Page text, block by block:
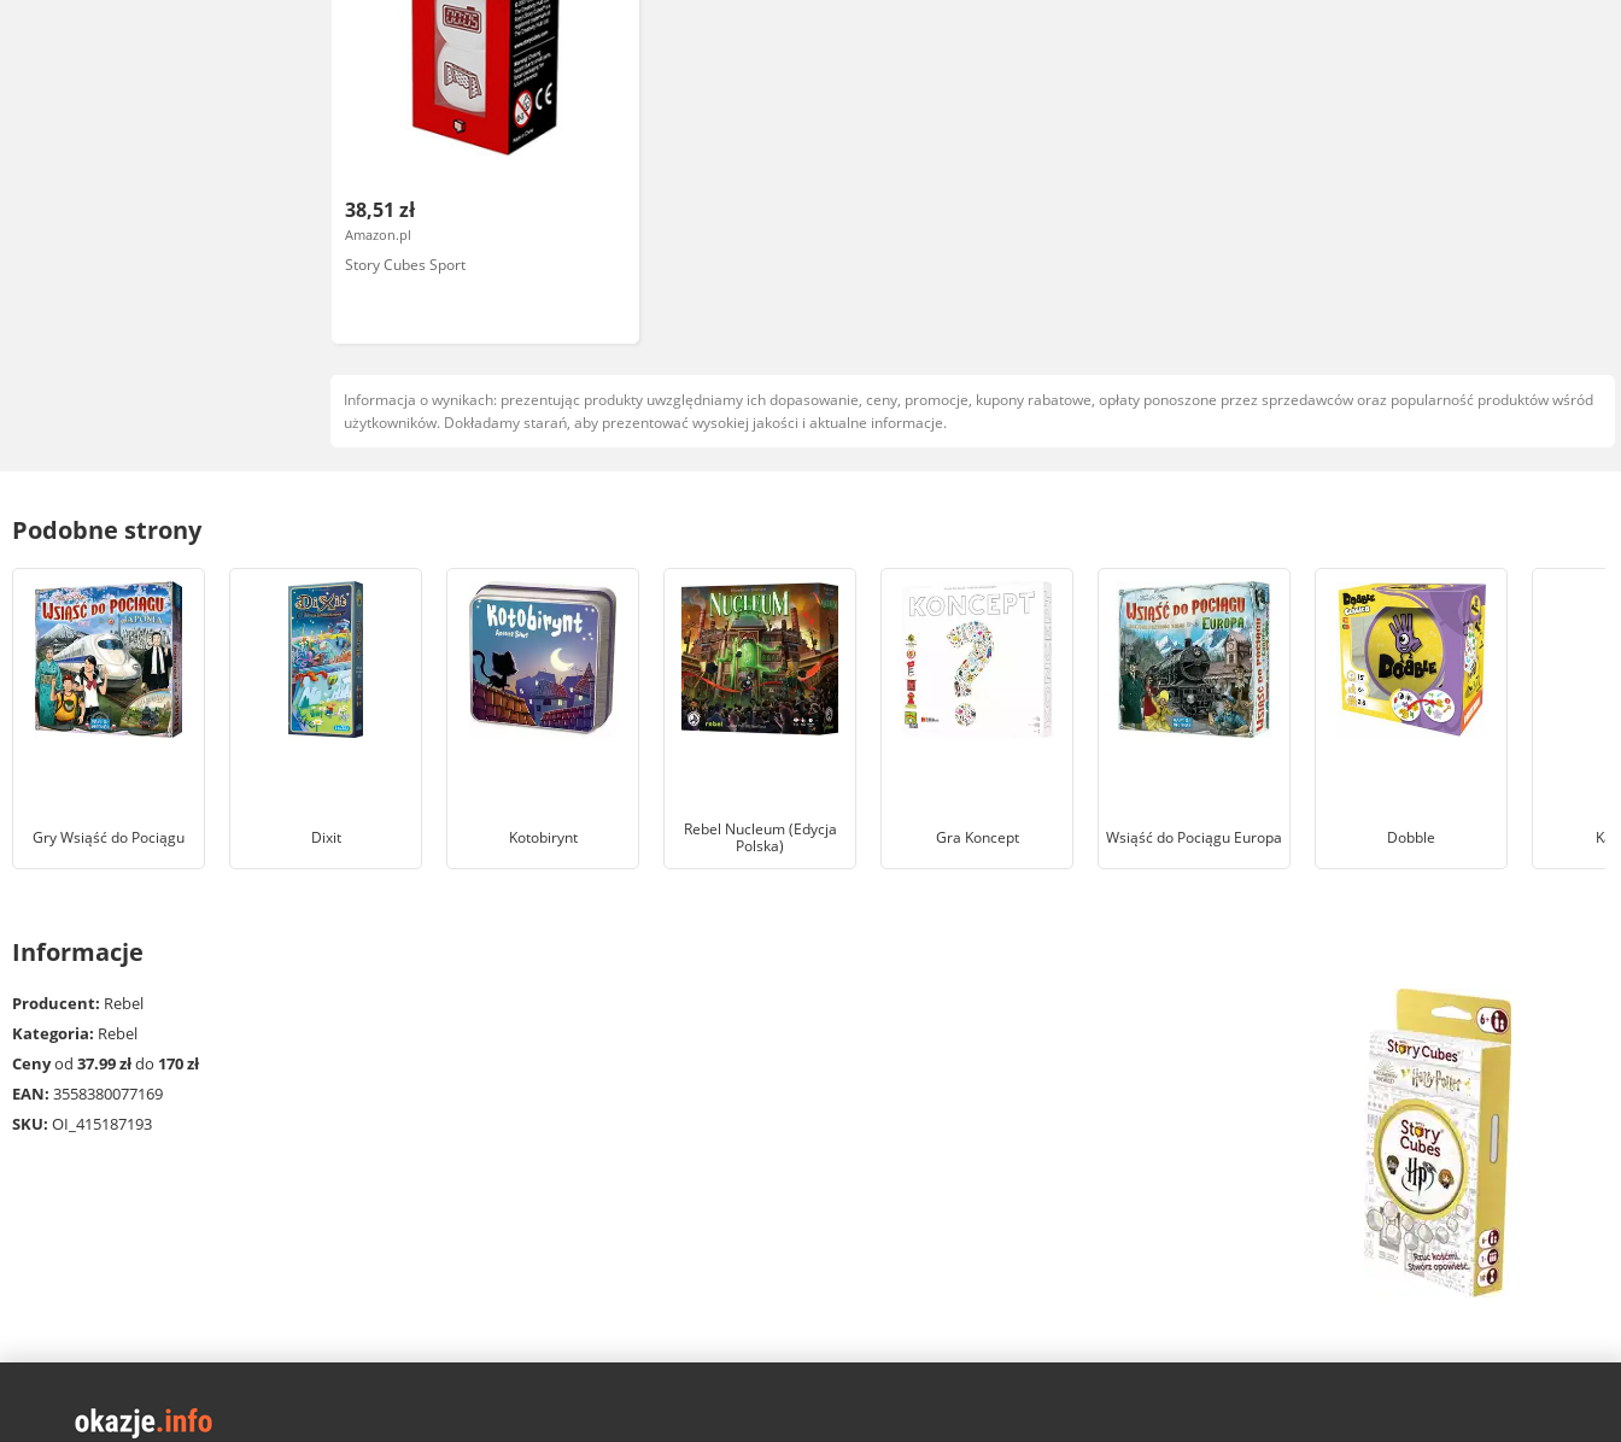
38,51 zł
Amazon.pl
Story Cubes Sport
Informacja o wynikach: prezentując produkty uwzględniamy ich dopasowanie, ceny, promocje, kupony rabatowe, opłaty ponoszone przez sprzedawców oraz popularność produktów wśród
użytkowników. Dokładamy starań, aby prezentować wysokiej jakości i aktualne informacje.
Podobne strony
Gry Wsiąść do Pociągu Dixit Kotobirynt
Rebel Nucleum (Edycja
Polska)
Gra Koncept Wsiąść do Pociągu Europa Dobble
Informacje
Producent: Rebel
Kategoria: Rebel
Cenyod 37.99 złdo 170 zł
EAN: 3558380077169
SKU: OI_415187193